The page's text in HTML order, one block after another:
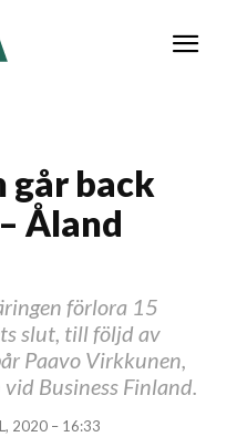
går back
Åland
förlora 15
slut, till följd av
Paavo Virkkunen,
Business Finland.
2020 – 16:33